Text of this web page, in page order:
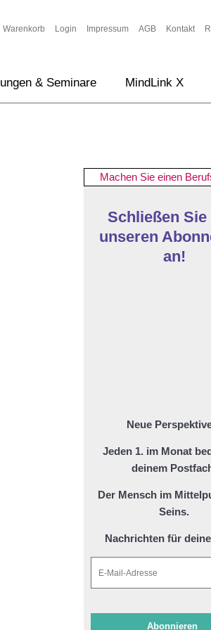
& Seminare MindLink X
Warenkorb Login Impressum AGB Kontakt
Machen Sie einen
Schließen Sie
unseren
an!
Neue
Jeden 1. im Monat
deinem
Der Mensch im
Seins.
Nachrichten für
Abonnieren